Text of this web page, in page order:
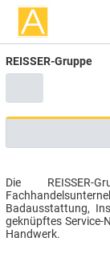
REISSER-Gruppe
Die
Badausstattung,
geknüpftes Service-
Handwerk.